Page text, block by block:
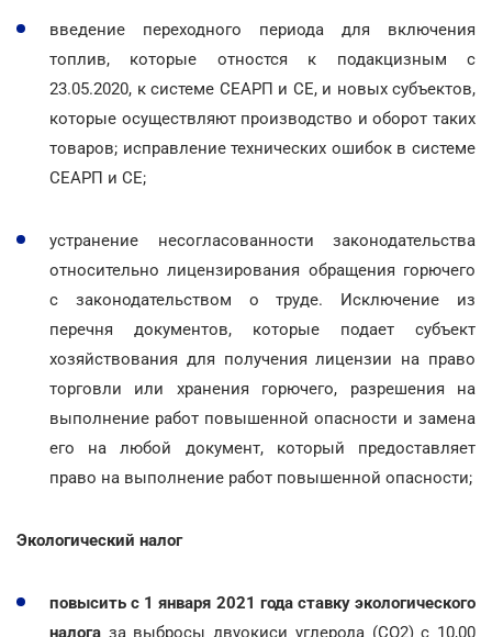
введение переходного периода для включения
топлив, которые отностся к подакцизным с
23.05.2020, к системе СЕАРП и СЕ, и новых субъектов,
которые осуществляют производство и оборот таких
товаров; исправление технических ошибок в системе
СЕАРП и СЕ;
устранение несогласованности законодательства
относительно лицензирования обращения горючего
с законодательством о труде. Исключение из
перечня документов, которые подает субъект
хозяйствования для получения лицензии на право
торговли или хранения горючего, разрешения на
выполнение работ повышенной опасности и замена
его на любой документ, который предоставляет
право на выполнение работ повышенной опасности;
Экологический налог
повысить с 1 января 2021 года ставку экологического
налога за выбросы двуокиси углерода (СО2) с 10,00